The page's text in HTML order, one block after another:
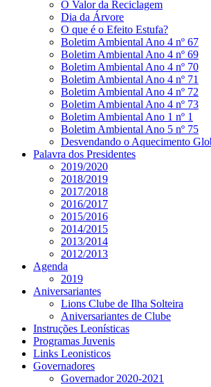
O Valor da Reciclagem
Dia da Árvore
O que é o Efeito Estufa?
Boletim Ambiental Ano 4 nº 67
Boletim Ambiental Ano 4 nº 69
Boletim Ambiental Ano 4 nº 70
Boletim Ambiental Ano 4 nº 71
Boletim Ambiental Ano 4 nº 72
Boletim Ambiental Ano 4 nº 73
Boletim Ambiental Ano 1 nº 1
Boletim Ambiental Ano 5 nº 75
Desvendando o Aquecimento
Palavra dos Presidentes
2019/2020
2018/2019
2017/2018
2016/2017
2015/2016
2014/2015
2013/2014
2012/2013
Agenda
2019
Aniversariantes
Lions Clube de Ilha Solteira
Aniversariantes de Clube
Instruções Leonísticas
Programas Juvenis
Links Leonisticos
Governadores
Governador 2020-2021